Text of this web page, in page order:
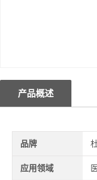
产品概述
品牌
应用领域